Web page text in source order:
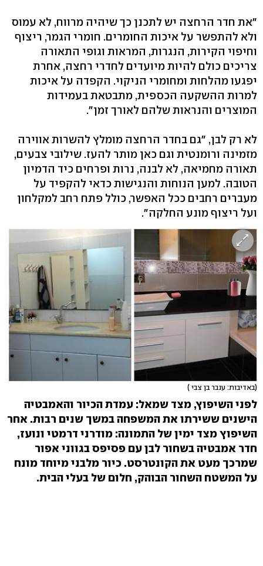
"את חדר הרחצה יש לתכנן כך שיהיה מרווח, לא עמוס
ולא להתפשר על איכות החומרים. חומרי הגמר, ריצוף
וחיפוי הקירות, הנגרות, המראות וגופי התאורה
צריכים כולם להיות מיועדים לחדרי רחצה, אחרת
יפגעו מהלחות ומחומרי הניקוי. הקפדה על איכות
למרות ההשקעה הכספית, מתבטאת בעמידות
המוצרים והנראות שלהם לאורך זמן".
לא רק לבן, "גם בחדר הרחצה מומלץ להשרות אווירה
מזמינה ורומנטית וגם כאן מותר להעז. שילובי צבעים,
תאורה מחמיאה, לא לבנה, נרות ופרחים כיד הדמיון
הטובה. למען הנוחות והנגישות כדאי להקפיד על
מעברים רחבים ככל האפשר, כולל פתח רחב למקלחון
ועל ריצוף מונע החלקה".
(באדיבות: ענבר בן צבי )
לפני השיפוץ, מצד שמאל: עמדת הכיור והאמבטיה
הישנים ששירתו את המשפחה במשך שנים רבות. אחר
השיפוץ מצד ימין של התמונה: מודרני דרמטי ונועז,
חדר אמבטיה בשחור לבן עם פסיפס בגווני אפור
שמרכך מעט את הקונטרסט. כיור מלבני מיוחד מונח
על המשטח השחור הבוהק, חלום של בעלי הבית.